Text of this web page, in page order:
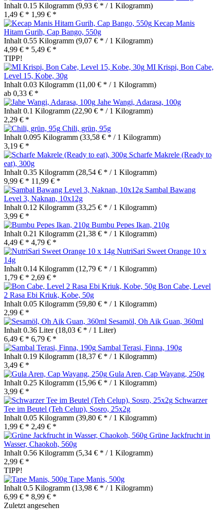
Inhalt 0.15 Kilogramm (9,93 € * / 1 Kilogramm)
1,49 € * 1,99 € *
Kecap Manis
Hitam Gurih, Cap Bango, 550g
Inhalt 0.55 Kilogramm (9,07 € * / 1 Kilogramm)
4,99 € * 5,49 € *
TIPP!
MI Krispi, Bon Cabe,
Level 15, Kobe, 30g
Inhalt 0.03 Kilogramm (11,00 € * / 1 Kilogramm)
ab 0,33 € *
Jahe Wangi, Adarasa, 100g
Inhalt 0.1 Kilogramm (22,90 € * / 1 Kilogramm)
2,29 € *
Chili, grün, 95g
Inhalt 0.095 Kilogramm (33,58 € * / 1 Kilogramm)
3,19 € *
Scharfe Makrele (Ready to
eat), 300g
Inhalt 0.35 Kilogramm (28,54 € * / 1 Kilogramm)
9,99 € * 11,99 € *
Sambal Bawang
Level 3, Naknan, 10x12g
Inhalt 0.12 Kilogramm (33,25 € * / 1 Kilogramm)
3,99 € *
Bumbu Pepes Ikan, 210g
Inhalt 0.21 Kilogramm (21,38 € * / 1 Kilogramm)
4,49 € * 4,79 € *
NutriSari Sweet Orange 10 x
14g
Inhalt 0.14 Kilogramm (12,79 € * / 1 Kilogramm)
1,79 € * 2,69 € *
Bon Cabe, Level
2 Rasa Ebi Kriuk, Kobe, 50g
Inhalt 0.05 Kilogramm (59,80 € * / 1 Kilogramm)
2,99 € *
Sesamöl, Oh Aik Guan, 360ml
Inhalt 0.36 Liter(18,03 € * / 1 Liter)
6,49 € * 6,79 € *
Sambal Terasi, Finna, 190g
Inhalt 0.19 Kilogramm (18,37 € * / 1 Kilogramm)
3,49 € *
Gula Aren, Cap Wayang, 250g
Inhalt 0.25 Kilogramm (15,96 € * / 1 Kilogramm)
3,99 € *
Schwarzer
Tee im Beutel (Teh Celup), Sosro, 25x2g
Inhalt 0.05 Kilogramm (39,80 € * / 1 Kilogramm)
1,99 € * 2,49 € *
Grüne Jackfrucht in
Wasser, Chaokoh, 560g
Inhalt 0.56 Kilogramm (5,34 € * / 1 Kilogramm)
2,99 € *
TIPP!
Tape Manis, 500g
Inhalt 0.5 Kilogramm (13,98 € * / 1 Kilogramm)
6,99 € * 8,99 € *
Zuletzt angesehen